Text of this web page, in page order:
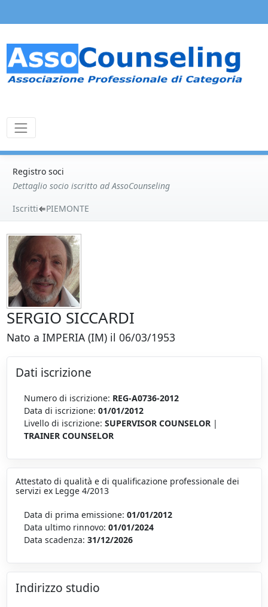
Registro soci
Dettaglio socio iscritto ad AssoCounseling
Iscritti⇐PIEMONTE
SERGIO SICCARDI
Nato a IMPERIA (IM) il 06/03/1953
Dati iscrizione
Numero di iscrizione: REG-A0736-2012
Data di iscrizione: 01/01/2012
Livello di iscrizione: SUPERVISOR COUNSELOR|
TRAINER COUNSELOR
Attestato di qualità e di qualificazione professionale dei
servizi ex Legge 4/2013
Data di prima emissione: 01/01/2012
Data ultimo rinnovo: 01/01/2024
Data scadenza: 31/12/2026
Indirizzo studio